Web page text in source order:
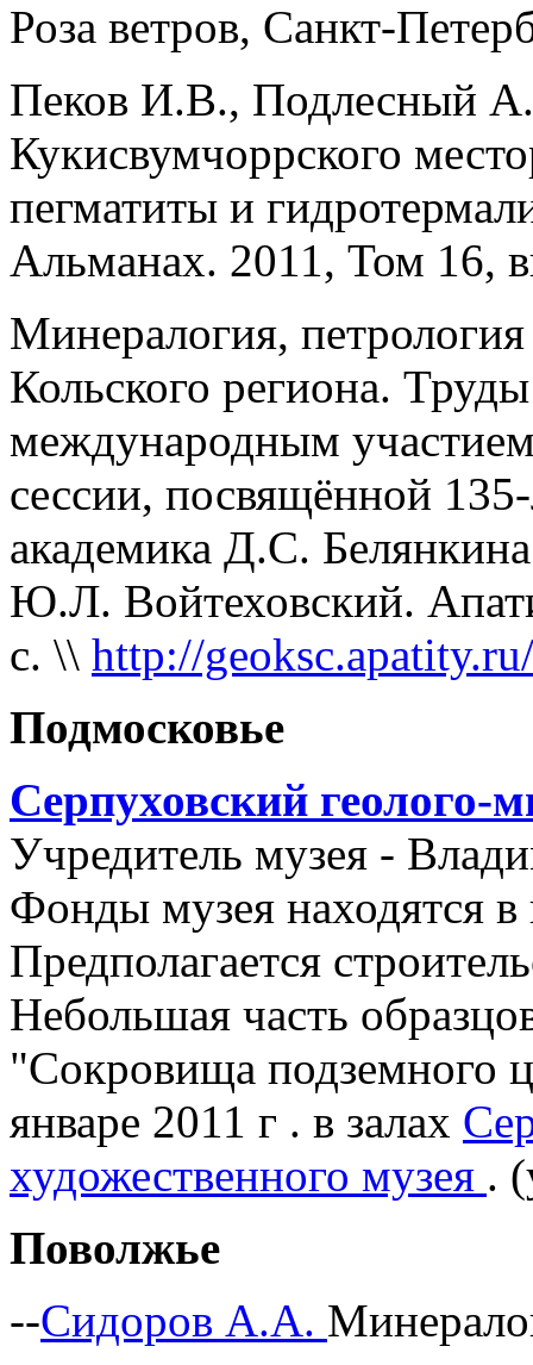
Роза ветров, Санкт-
Пеков И.В., Подлесный
Кукисвумчоррского
пегматиты и
Альманах. 2011, Том 16,
Минералогия,
Кольского региона.
международным
сессии, посвящённой
академика Д.С.
Ю.Л. Войтеховский.
c. \\ http://
Подмосковье
Серпуховский геолого-
Учредитель музея -
Фонды музея находятся
Предполагается
Небольшая часть
"Сокровища подземного
январе 2011 г . в залах
художественного музея .
Поволжье
--Сидоров А.А.